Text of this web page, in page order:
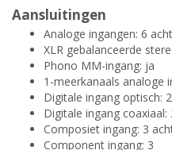
Aansluitingen
Analoge ingangen: 6
XLR gebalanceerde
Phono MM-ingang: ja
1-meerkanaals analoge
Digitale ingang optisch: 2
Digitale ingang coaxiaal:
Composiet ingang: 3
Component ingang: 3